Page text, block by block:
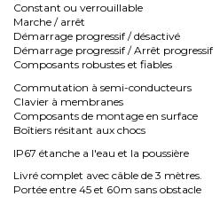
Constant ou verrouillable
Marche / arrêt
Démarrage progressif / désactivé
Démarrage progressif / Arrêt progressif
Composants robustes et fiables
Commutation à semi-conducteurs
Clavier à membranes
Composants de montage en surface
Boîtiers résitant aux chocs
IP67 étanche a l'eau et la poussière
Livré complet avec câble de 3 mètres.
Portée entre 45 et 60m sans obstacle